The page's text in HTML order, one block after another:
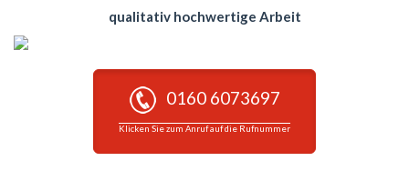
qualitativ hochwertige Arbeit
0160 6073697
Klicken Sie zum Anruf auf die Rufnummer